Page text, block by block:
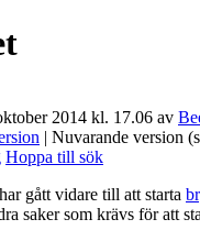
2014 kl. 17.06 av
| Nuvarande version
Hoppa till sök
har gått vidare till att starta
saker som krävs för att